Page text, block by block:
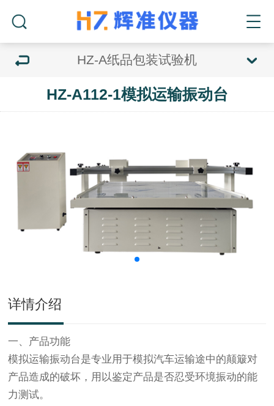
HZ-A纸品包装试验机
HZ-A112-1模拟运输振动台
详情介绍
一、产品功能
模拟运输振动台是专业用于模拟汽车运输途中的颠簸对
产品造成的破坏，用以鉴定产品是否忍受环境振动的能
力测试。